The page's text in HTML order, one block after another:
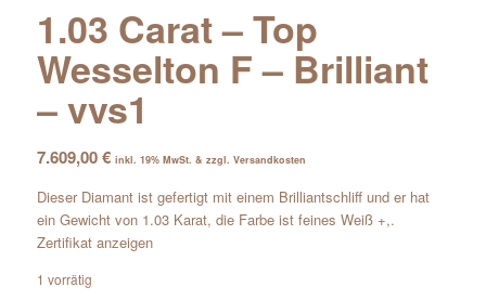
1.03 Carat – Top
Wesselton F – Brilliant
– vvs1
7.609,00€ inkl. 19% MwSt. & zzgl. Versandkosten
Dieser Diamant ist gefertigt mit einem Brilliantschliff und er hat
ein Gewicht von 1.03 Karat, die Farbe ist feines Weiß +,.
Zertifikat anzeigen
1 vorrätig